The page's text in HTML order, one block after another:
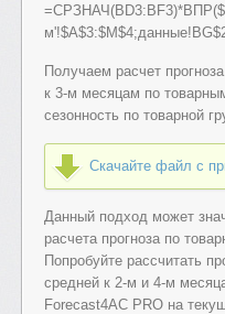
Получаем расчет
к 3-м месяцам по
сезонность по товарной
Скачайте файл с
Данный подход может
расчета прогноза по
Попробуйте рассчитать
средней к 2-м и 4-м
Forecast4AC PRO на